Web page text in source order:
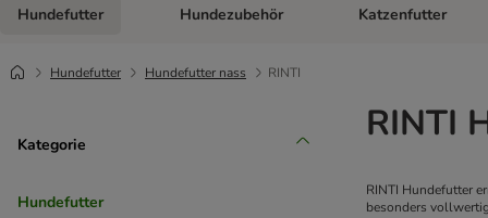
Hundefutter Kategorie-Menü öffnen: Hundefutter
Hundezubehör Kategorie-Menü
Katzenfutter
Hundefutter Hundefutter nass RINTI
Kategorie
Hundefutter
RINTI
RINTI Hundefutter
besonders